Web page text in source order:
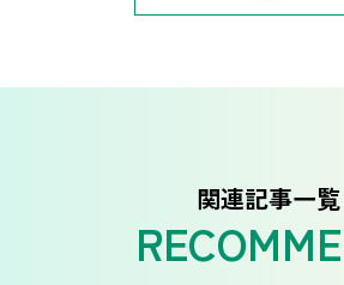
関連記事一覧